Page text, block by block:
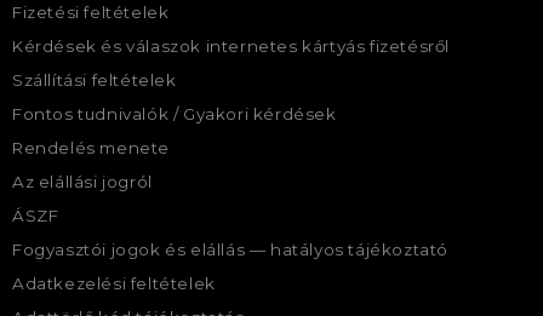
Fizetési feltételek
Kérdések és válaszok internetes kártyás fizetésről
Szállítási feltételek
Fontos tudnivalók / Gyakori kérdések
Rendelés menete
Az elállási jogról
ÁSZF
Fogyasztói jogok és elállás — hatályos tájékoztató
Adatkezelési feltételek